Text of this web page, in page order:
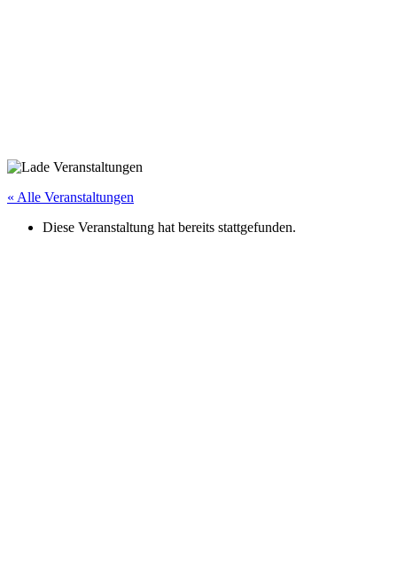
« Alle Veranstaltungen
Diese Veranstaltung hat bereits stattgefunden.